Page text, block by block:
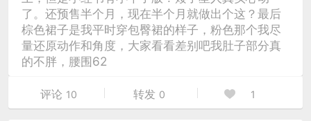
了。还预售半个月，现在半个月就做出个这？最后
棕色裙子是我平时穿包臀裙的样子，粉色那个我尽
量还原动作和角度，大家看看差别吧我肚子部分真
的不胖，腰围62
评论 10 转发 0 1